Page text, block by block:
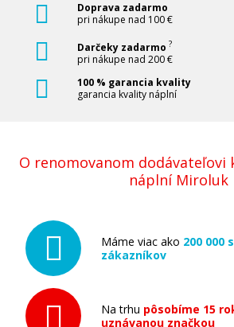
Doprava zadarmo
pri nákupe nad 100 €
Darčeky zadarmo ?
pri nákupe nad 200 €
100 % garancia kvality
garancia kvality náplní
O renomovanom
náplní Miroluk
Máme viac ako 200 000
zákazníkov
Na trhu pôsobíme 15
uznávanou značkou